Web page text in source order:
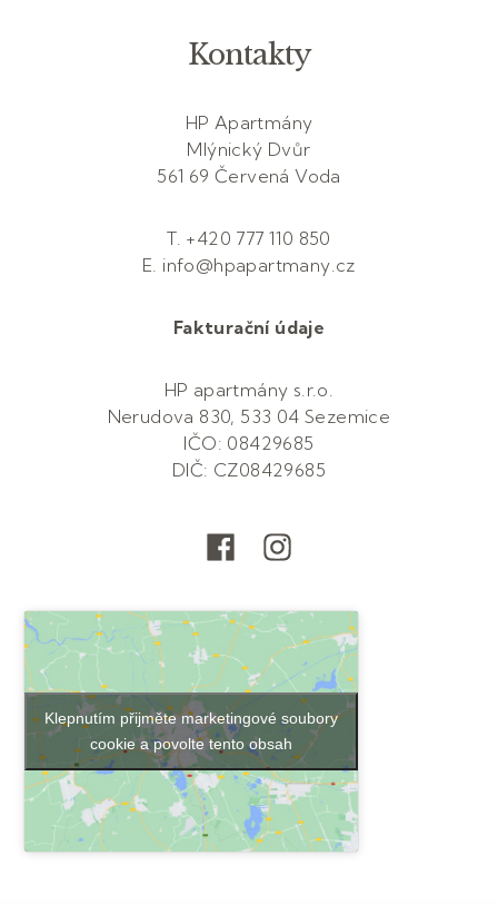
Kontakty
HP Apartmány
Mlýnický Dvůr
561 69 Červená Voda
T. +420 777 110 850
E. info@hpapartmany.cz
Fakturační údaje
HP apartmány s.r.o.
Nerudova 830, 533 04 Sezemice
IČO: 08429685
DIČ: CZ08429685
Klepnutím přijměte marketingové soubory
cookie a povolte tento obsah